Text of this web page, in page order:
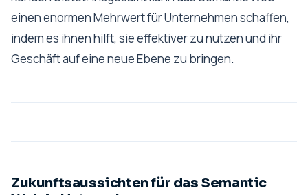
einen enormen Mehrwert für Unternehmen schaffen,
indem es ihnen hilft, sie effektiver zu nutzen und ihr
Geschäft auf eine neue Ebene zu bringen.
Zukunftsaussichten für das Semantic